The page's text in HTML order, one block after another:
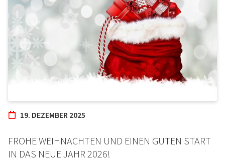
19. DEZEMBER 2025
FROHE WEIHNACHTEN UND EINEN GUTEN START
IN DAS NEUE JAHR 2026!